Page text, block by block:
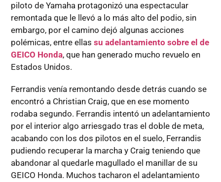
piloto de Yamaha protagonizó una espectacular
remontada que le llevó a lo más alto del podio, sin
embargo, por el camino dejó algunas acciones
polémicas, entre ellas su adelantamiento sobre el de
GEICO Honda, que han generado mucho revuelo en
Estados Unidos.
Ferrandis venía remontando desde detrás cuando se
encontró a Christian Craig, que en ese momento
rodaba segundo. Ferrandis intentó un adelantamiento
por el interior algo arriesgado tras el doble de meta,
acabando con los dos pilotos en el suelo, Ferrandis
pudiendo recuperar la marcha y Craig teniendo que
abandonar al quedarle magullado el manillar de su
GEICO Honda. Muchos tacharon el adelantamiento